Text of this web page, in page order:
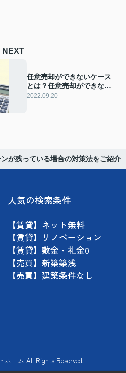
NEXT
任意売却ができないケース
とは？任意売却ができない
とどうなるのかもご紹介
2022.09.20
が残っている場合の対策法をご紹介
人気の検索条件
【賃貸】ネット無料
【賃貸】リノベーション
【賃貸】敷金・礼金0
【売買】新築築浅
【売買】建築条件なし
ホーム All Rights Reserved.